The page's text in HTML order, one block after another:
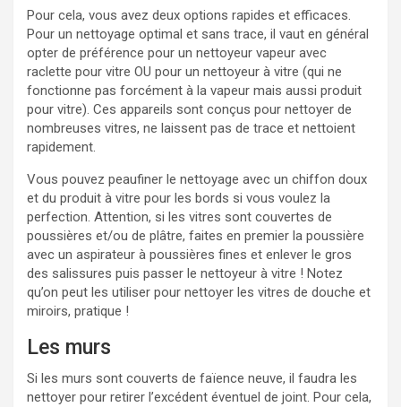
Pour cela, vous avez deux options rapides et efficaces.
Pour un nettoyage optimal et sans trace, il vaut en général
opter de préférence pour un nettoyeur vapeur avec
raclette pour vitre OU pour un nettoyeur à vitre (qui ne
fonctionne pas forcément à la vapeur mais aussi produit
pour vitre). Ces appareils sont conçus pour nettoyer de
nombreuses vitres, ne laissent pas de trace et nettoient
rapidement.
Vous pouvez peaufiner le nettoyage avec un chiffon doux
et du produit à vitre pour les bords si vous voulez la
perfection. Attention, si les vitres sont couvertes de
poussières et/ou de plâtre, faites en premier la poussière
avec un aspirateur à poussières fines et enlever le gros
des salissures puis passer le nettoyeur à vitre ! Notez
qu’on peut les utiliser pour nettoyer les vitres de douche et
miroirs, pratique !
Les murs
Si les murs sont couverts de faïence neuve, il faudra les
nettoyer pour retirer l’excédent éventuel de joint. Pour cela,